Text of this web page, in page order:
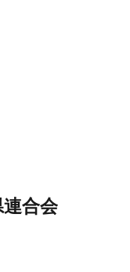
合会